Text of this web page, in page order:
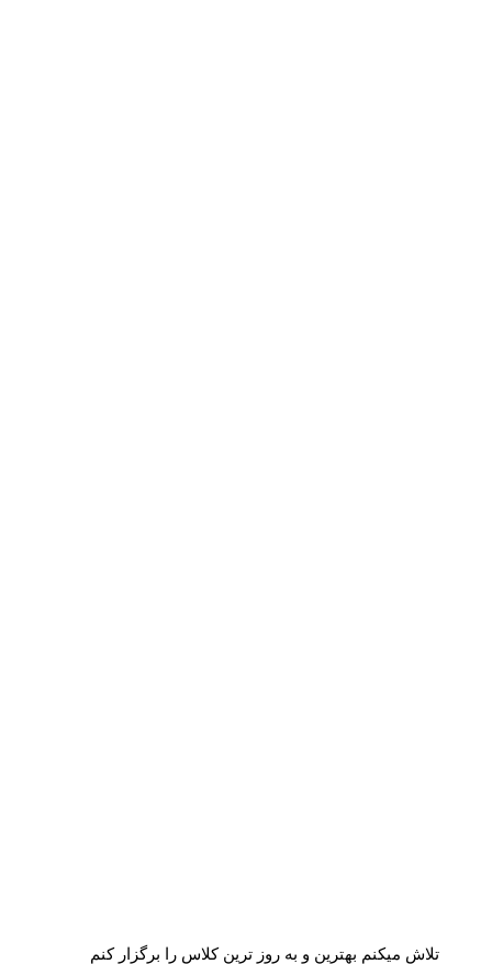
تلاش میکنم بهترین و به روز ترین کلاس را برگزار کنم